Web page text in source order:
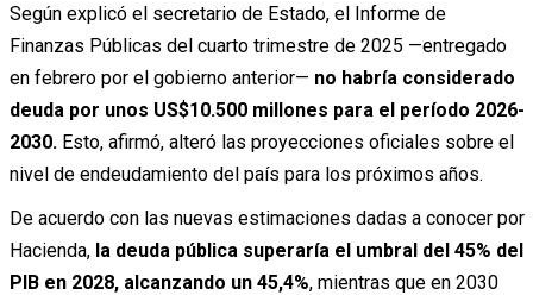
Según explicó el secretario de Estado, el Informe de
Finanzas Públicas del cuarto trimestre de 2025 —entregado
en febrero por el gobierno anterior— no habría considerado
deuda por unos US$10.500 millones para el período 2026-
2030. Esto, afirmó, alteró las proyecciones oficiales sobre el
nivel de endeudamiento del país para los próximos años.
De acuerdo con las nuevas estimaciones dadas a conocer por
Hacienda, la deuda pública superaría el umbral del 45% del
PIB en 2028, alcanzando un 45,4%, mientras que en 2030